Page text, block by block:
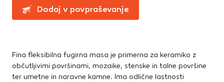
Dodaj v povpraševanje
Fina fleksibilna fugirna masa je primerna za keramiko z
občutljivimi površinami, mozaike, stenske in talne površine
ter umetne in naravne kamne. Ima odlične lastnosti
Potrdi moje izbire